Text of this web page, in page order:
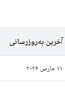
آخرین به‌روزرسانی
۱۱ مارس ۲۰۲۶